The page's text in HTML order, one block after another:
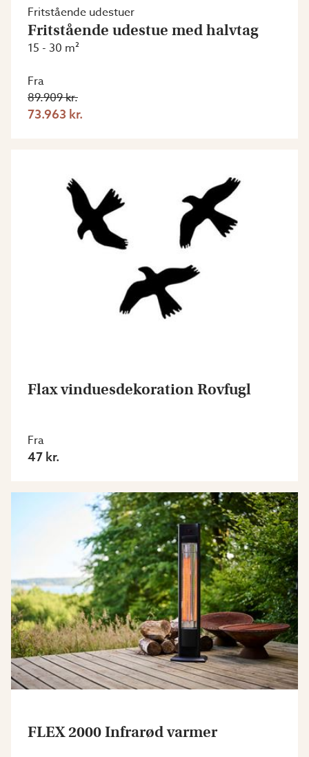
Fritstående udestuer
Fritstående udestue med halvtag
15 - 30 m²
Fra
89.909 kr.
73.963 kr.
Flax vinduesdekoration Rovfugl
Fra
47 kr.
FLEX 2000 Infrarød varmer